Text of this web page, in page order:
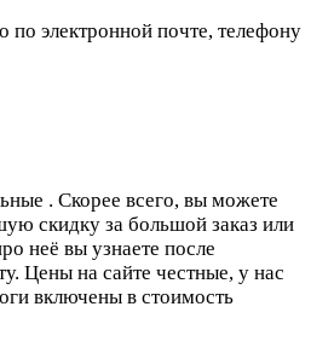
электронной почте, телефону
. Скорее всего, вы можете
скидку за большой заказ или
неё вы узнаете после
Цены на сайте честные, у нас
включены в стоимость